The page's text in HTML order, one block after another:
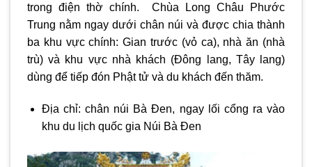
trong điện thờ chính. Chùa Long Châu Phước
Trung nằm ngay dưới chân núi và được chia thành
ba khu vực chính: Gian trước (vỏ ca), nhà ăn (nhà
trù) và khu vực nhà khách (Đông lang, Tây lang)
dùng để tiếp đón Phật tử và du khách đến thăm.
Địa chỉ: chân núi Bà Đen, ngay lối cổng ra vào
khu du lịch quốc gia Núi Bà Đen